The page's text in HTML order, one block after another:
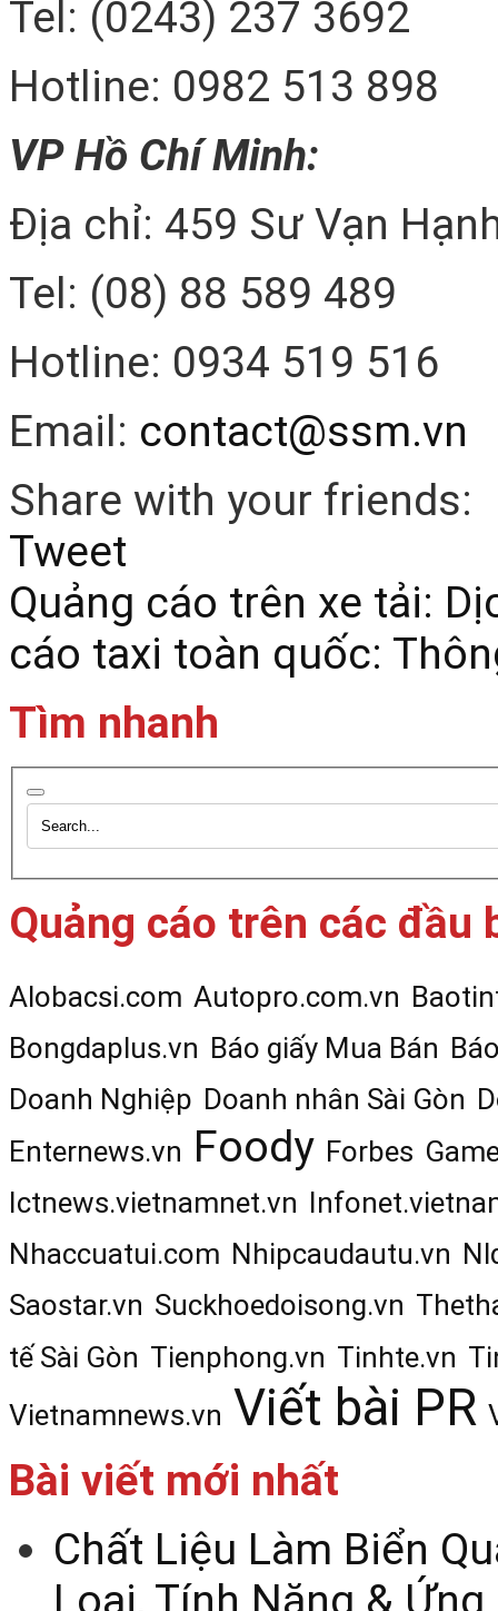
Tel: (0243) 237 3692
Hotline: 0982 513 898
VP Hồ Chí Minh:
Địa chỉ: 459 Sư Vạn
Tel: (08) 88 589 489
Hotline: 0934 519 516
Email: contact@ssm.vn
Share with your friends:
Tweet
Quảng cáo trên xe tải:
cáo taxi toàn quốc:
Tìm nhanh
Quảng cáo trên các đầu
Alobacsi.com Autopro.com.vn
Bongdaplus.vn Báo giấy Mua Bán
Doanh Nghiệp Doanh nhân Sài Gòn
Enternews.vn Foody Forbes
Ictnews.vietnamnet.vn
Nhaccuatui.com Nhipcaudautu.vn
Saostar.vn Suckhoedoisong.vn
tế Sài Gòn Tienphong.vn Tinhte.vn
Vietnamnews.vn Viết bài PR
Bài viết mới nhất
Chất Liệu Làm Biển
Loại, Tính Năng &